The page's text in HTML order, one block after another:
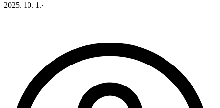
2025. 10. 1.·